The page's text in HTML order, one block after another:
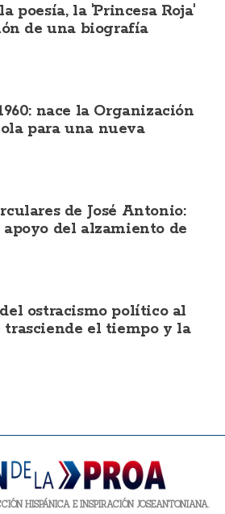
poesía, la 'Princesa Roja'
de una biografía
nace la Organización
para una nueva
de José Antonio:
del alzamiento de
ostracismo político al
trasciende el tiempo y la
HISPÁNICA E INSPIRACIÓN JOSEANTONIANA.